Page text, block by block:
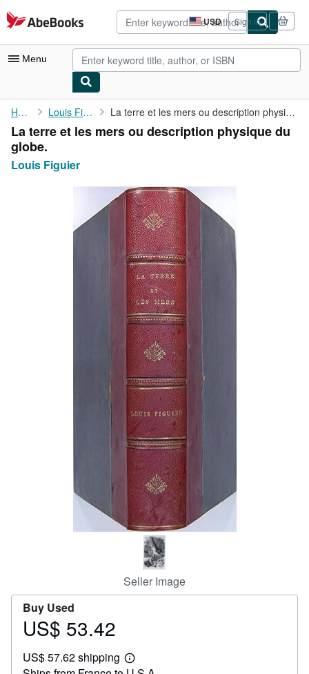
Skip to main content
AbeBooks.com USD
Site
shopping
preferences
Sign in
Menu
My Account
My Purchases
Advanced Search
Browse Collections
Art & Collectibles
CLOSE
Home Louis Figuier La terre et les mers ou description physique du globe.
La terre et les mers ou description physique du
globe.
Louis Figuier
Seller Image
Buy Used
Price
53.42
US$ 53.42
US$ 57.62 shipping
Learn